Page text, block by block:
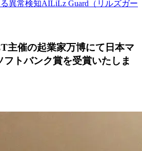
異常検知AILiLz Guard（リルズガー
主催の起業家万博にて日本マ
トバンク賞を受賞いたしま